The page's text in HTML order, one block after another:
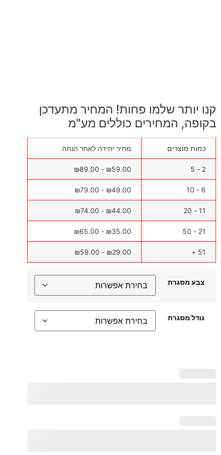
קנו יותר שלמו פחות! המחיר מתעדכן
בקופה, המחירים כוללים מע"מ
כמות מוצרים מחיר יחידה לאחר הנחה
2 - 5
₪59.00
-
₪89.00
6 - 10
₪49.00
-
₪79.00
11 - 20
₪44.00
-
₪74.00
21 - 50
₪35.00
-
₪65.00
51 +
₪29.00
-
₪59.00
צבע מסגרת
גודל מסגרת